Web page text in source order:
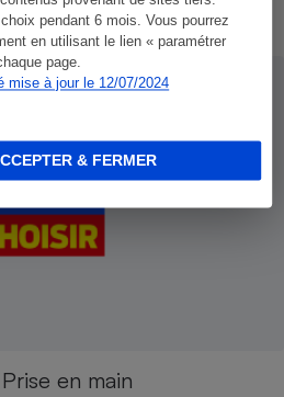
pendant 6 mois. Vous pourrez
en utilisant le lien « paramétrer
page.
mise à jour le 12/07/2024
& FERMER
en main